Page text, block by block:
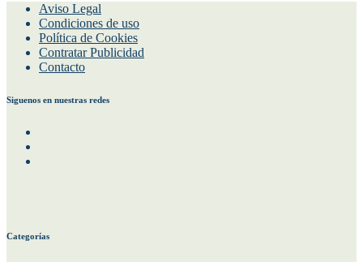
Aviso Legal
Condiciones de uso
Política de Cookies
Contratar Publicidad
Contacto
Siguenos en nuestras redes
Categorías